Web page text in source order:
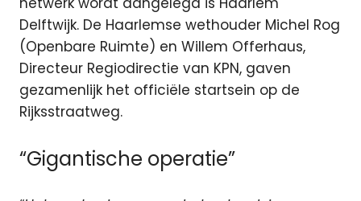
Delftwijk. De Haarlemse wethouder Michel Rog
(Openbare Ruimte) en Willem Offerhaus,
Directeur Regiodirectie van KPN, gaven
gezamenlijk het officiële startsein op de
Rijksstraatweg.
“Gigantische operatie”